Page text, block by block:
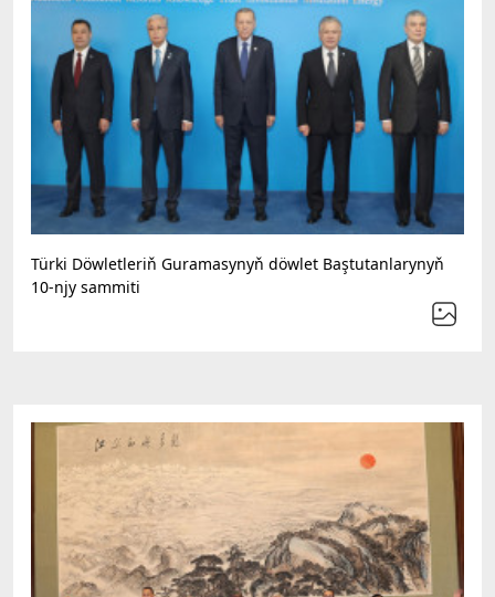
Türki Döwletleriň Guramasynyň döwlet Baştutanlarynyň
10-njy sammiti